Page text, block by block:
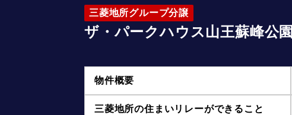
三菱地所グループ分譲
ザ・パークハウス山王蘇峰公園
物件概要
三菱地所の住まいリレーができること